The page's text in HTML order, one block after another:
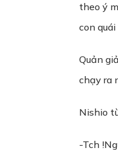
theo ý
con
Quản
chạy ra
Nishio
-Tch